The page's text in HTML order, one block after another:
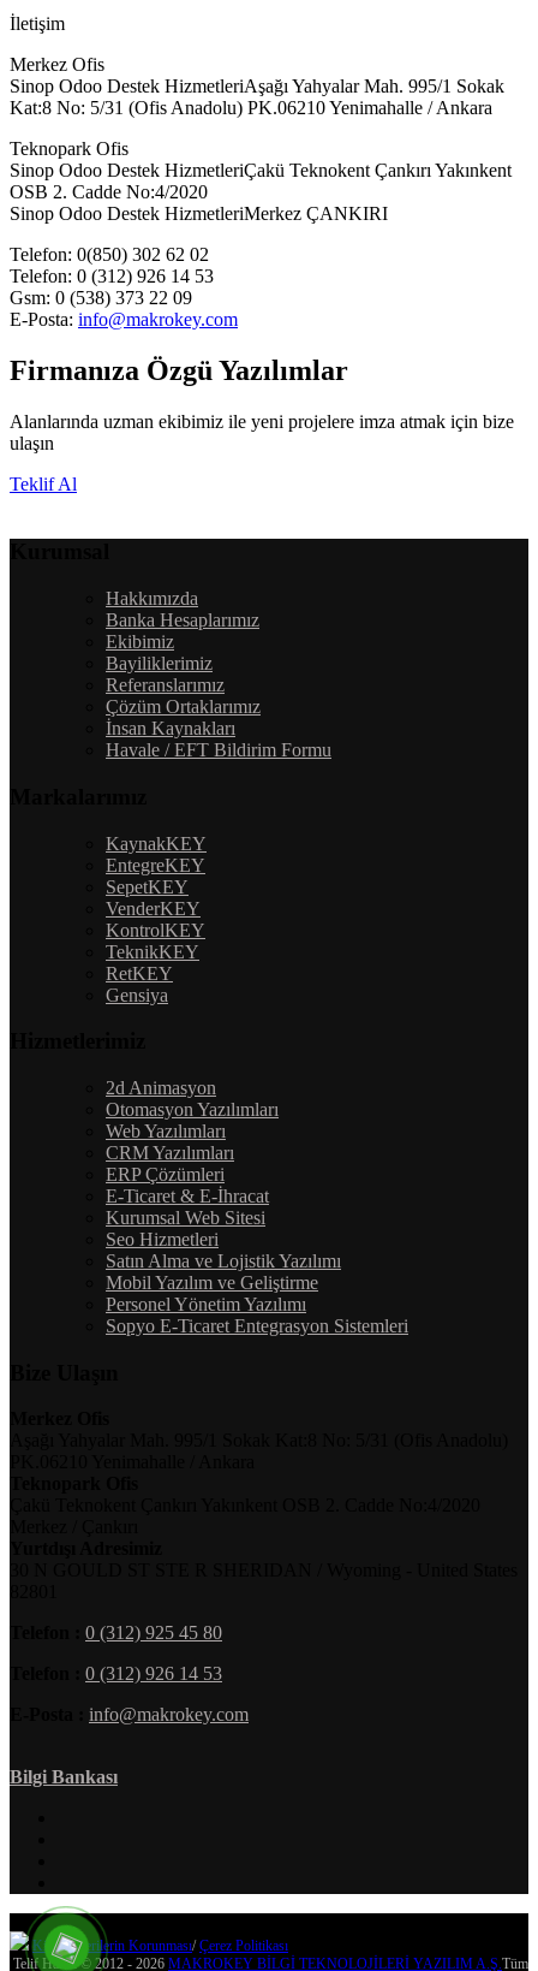
İletişim
Merkez Ofis
Sinop Odoo Destek HizmetleriAşağı Yahyalar Mah. 995/1 Sokak
Kat:8 No: 5/31 (Ofis Anadolu) PK.06210 Yenimahalle / Ankara
Teknopark Ofis
Sinop Odoo Destek HizmetleriÇakü Teknokent Çankırı Yakınkent
OSB 2. Cadde No:4/2020
Sinop Odoo Destek HizmetleriMerkez ÇANKIRI
Telefon: 0(850) 302 62 02
Telefon: 0 (312) 926 14 53
Gsm: 0 (538) 373 22 09
E-Posta: info@makrokey.com
Firmanıza Özgü Yazılımlar
Alanlarında uzman ekibimiz ile yeni projelere imza atmak için bize
ulaşın
Teklif Al
Hakkımızda
Banka Hesaplarımız
Ekibimiz
Bayiliklerimiz
Referanslarımız
Çözüm Ortaklarımız
İnsan Kaynakları
Havale / EFT Bildirim Formu
KaynakKEY
EntegreKEY
SepetKEY
VenderKEY
KontrolKEY
TeknikKEY
RetKEY
Gensiya
2d Animasyon
Otomasyon Yazılımları
Web Yazılımları
CRM Yazılımları
ERP Çözümleri
E-Ticaret & E-İhracat
Kurumsal Web Sitesi
Seo Hizmetleri
Satın Alma ve Lojistik Yazılımı
Mobil Yazılım ve Geliştirme
Personel Yönetim Yazılımı
Sopyo E-Ticaret Entegrasyon Sistemleri
0 (312) 925 45 80
0 (312) 926 14 53
info@makrokey.com
Bilgi Bankası
Kişisel Verilerin Korunması/Çerez Politikası
Telif Hakkı © 2012 - 2026 MAKROKEY BİLGİ TEKNOLOJİLERİ YAZILIM A.Ş.Tüm